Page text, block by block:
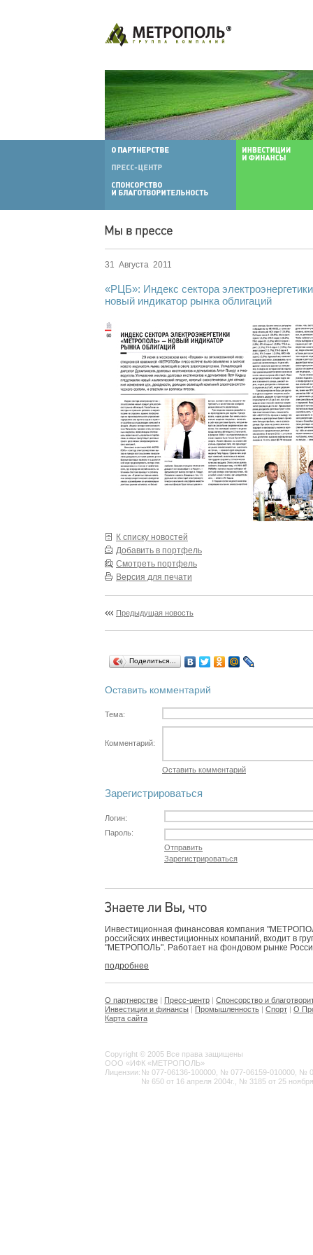
31 Августа 2011
«РЦБ»: Индекс сектора
новый индикатор рынка облигаций
К списку новостей
Добавить в портфель
Смотреть портфель
Версия для печати
Предыдущая новость
Поделиться…
Оставить комментарий
Тема:
Комментарий:
Оставить комментарий
Зарегистрироваться
Логин:
Пароль:
Отправить
Зарегистрироваться
Инвестиционная финансовая компания
российских инвестиционных компаний, входит в
"МЕТРОПОЛЬ". Работает на фондовом рынке
подробнее
О партнерстве | Пресс-центр | Спонсорство и
Инвестиции и финансы | Промышленность | Спорт | О
Карта сайта
Copyright © 2005 Все права защищены
ООО «ИФК «МЕТРОПОЛЬ»
Лицензии: № 077-06136-100000, № 077-06159-010000, №
№ 650 от 16 апреля 2004г., № 3185 от 25